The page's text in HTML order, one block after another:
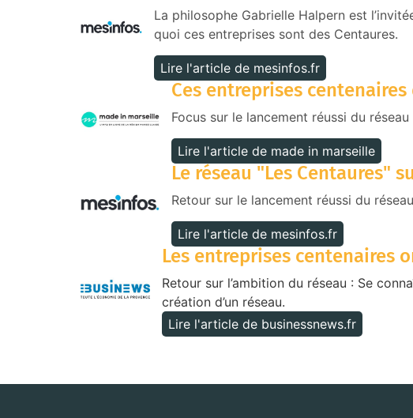
La philosophe Gabrielle Halpern est
quoi ces entreprises sont des Centaures.
Lire l'article de mesinfos.fr
Ces entreprises
Focus sur le lancement réussi du
Lire l'article de made in marseille
Le réseau "Les Centaures"
Retour sur le lancement réussi du
Lire l'article de mesinfos.fr
Les entreprises centenaires
Retour sur l’ambition du réseau : Se
création d’un réseau.
Lire l'article de businessnews.fr